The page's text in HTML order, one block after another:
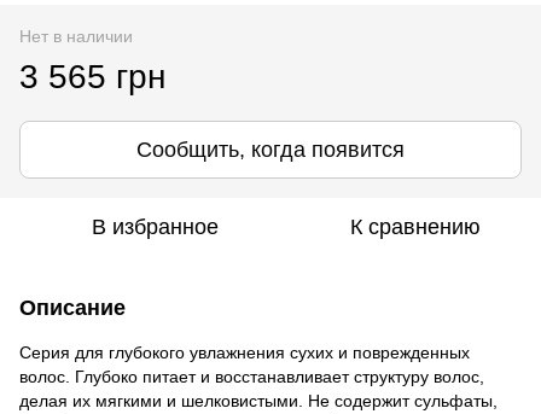
Нет в наличии
3 565 грн
Сообщить, когда появится
В избранное К сравнению
Описание
Серия для глубокого увлажнения сухих и поврежденных
волос. Глубоко питает и восстанавливает структуру волос,
делая их мягкими и шелковистыми. Не содержит сульфаты,